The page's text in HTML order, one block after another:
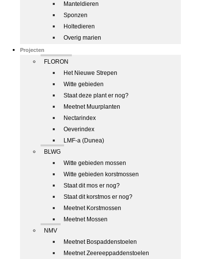
Manteldieren
Sponzen
Holtedieren
Overig marien
Projecten
FLORON
Het Nieuwe Strepen
Witte gebieden
Staat deze plant er nog?
Meetnet Muurplanten
Nectarindex
Oeverindex
LMF-a (Dunea)
BLWG
Witte gebieden mossen
Witte gebieden korstmossen
Staat dit mos er nog?
Staat dit korstmos er nog?
Meetnet Korstmossen
Meetnet Mossen
NMV
Meetnet Bospaddenstoelen
Meetnet Zeereeppaddenstoelen